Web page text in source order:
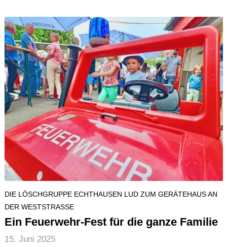
DIE LÖSCHGRUPPE ECHTHAUSEN LUD ZUM GERÄTEHAUS AN
DER WESTSTRASSE
Ein Feuerwehr-Fest für die ganze Familie
15. Juni 2025